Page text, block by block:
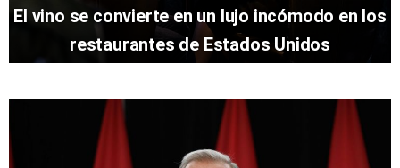
El vino se convierte en un lujo incómodo en los
restaurantes de Estados Unidos